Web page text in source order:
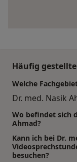
Häufig
Welche
Dr. med. Nasik
Wo befindet sich
Ahmad?
Kann ich bei Dr.
besuchen?